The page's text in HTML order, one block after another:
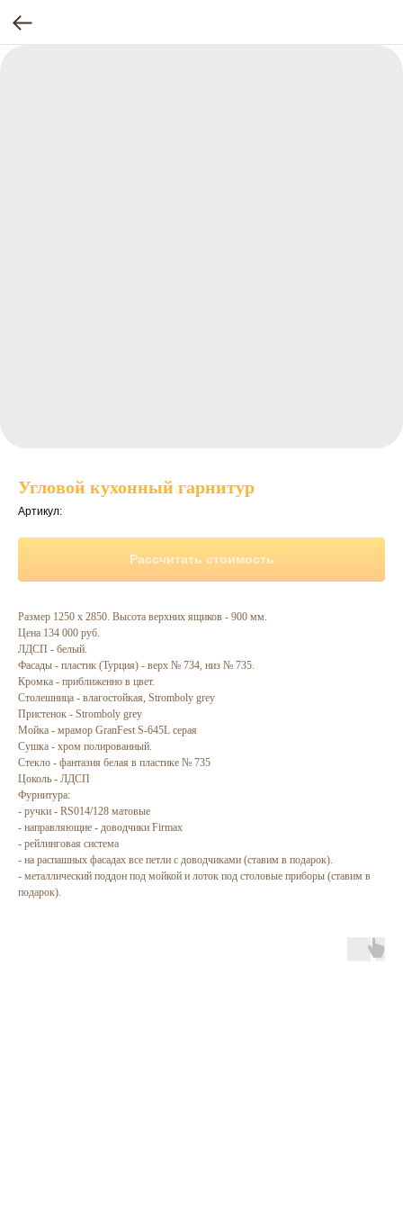
Угловой кухонный гарнитур
Артикул:
Рассчитать стоимость
Размер 1250 х 2850. Высота верхних ящиков - 900 мм.
Цена 134 000 руб.
ЛДСП - белый.
Фасады - пластик (Турция) - верх № 734, низ № 735.
Кромка - приближенно в цвет.
Столешница - влагостойкая, Stromboly grey
Пристенок - Stromboly grey
Мойка - мрамор GranFest S-645L серая
Сушка - хром полированный.
Стекло - фантазия белая в пластике № 735
Цоколь - ЛДСП
Фурнитура:
- ручки - RS014/128 матовые
- направляющие - доводчики Firmax
- рейлинговая система
- на распашных фасадах все петли с доводчиками (ставим в подарок).
- металлический поддон под мойкой и лоток под столовые приборы (ставим в
подарок).